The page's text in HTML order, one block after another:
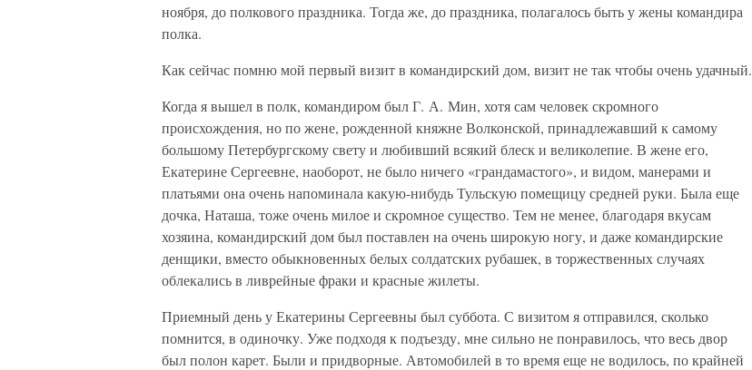
ноября, до полкового праздника. Тогда же, до праздника, полагалось быть у жены командира
полка.
Как сейчас помню мой первый визит в командирский дом, визит не так чтобы очень удачный.
Когда я вышел в полк, командиром был Г. А. Мин, хотя сам человек скромного
происхождения, но по жене, рожденной княжне Волконской, принадлежавший к самому
большому Петербургскому свету и любивший всякий блеск и великолепие. В жене его,
Екатерине Сергеевне, наоборот, не было ничего «грандамастого», и видом, манерами и
платьями она очень напоминала какую-нибудь Тульскую помещицу средней руки. Была еще
дочка, Наташа, тоже очень милое и скромное существо. Тем не менее, благодаря вкусам
хозяина, командирский дом был поставлен на очень широкую ногу, и даже командирские
денщики, вместо обыкновенных белых солдатских рубашек, в торжественных случаях
облекались в ливрейные фраки и красные жилеты.
Приемный день у Екатерины Сергеевны был суббота. С визитом я отправился, сколько
помнится, в одиночку. Уже подходя к подъезду, мне сильно не понравилось, что весь двор
был полон карет. Были и придворные. Автомобилей в то время еще не водилось, по крайней